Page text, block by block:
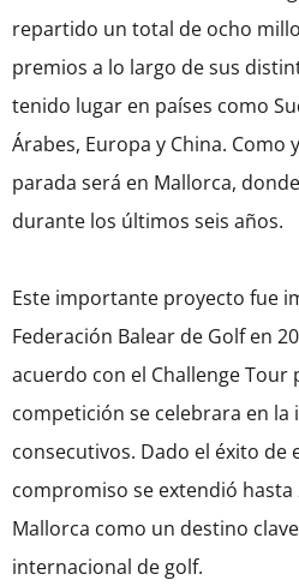
repartido un total de ocho
premios a lo largo de sus
tenido lugar en países como
Árabes, Europa y China. Como
parada será en Mallorca,
durante los últimos seis años.
Este importante proyecto fue
Federación Balear de Golf en
acuerdo con el Challenge Tour
competición se celebrara en
consecutivos. Dado el éxito de
compromiso se extendió hasta
Mallorca como un destino
internacional de golf.